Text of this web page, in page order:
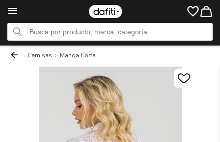
Camisas > Manga Corta